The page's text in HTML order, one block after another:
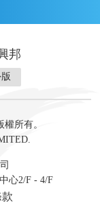
經濟
邦
所有。
心2/F - 4/F